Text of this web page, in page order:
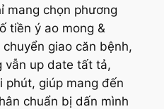
mang chọn phương
tiền ý ao mong &
giao căn bệnh,
vẫn up date tất tả,
phút, giúp mang đến
chuẩn bị dấn mình